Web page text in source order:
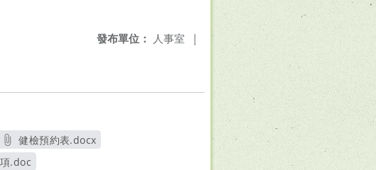
發布單位： 人事室 |
健檢預約表.docx
.doc